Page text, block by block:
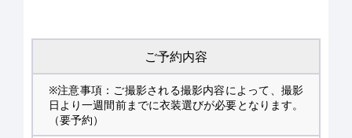
ご予約内容
※注意事項：ご撮影される撮影内容によって、撮影
日より一週間前までに衣装選びが必要となります。
（要予約）